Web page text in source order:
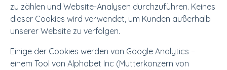
zu zählen und Website-Analysen durchzuführen. Keines
dieser Cookies wird verwendet, um Kunden außerhalb
unserer Website zu verfolgen.
Einige der Cookies werden von Google Analytics –
einem Tool von Alphabet Inc (Mutterkonzern von